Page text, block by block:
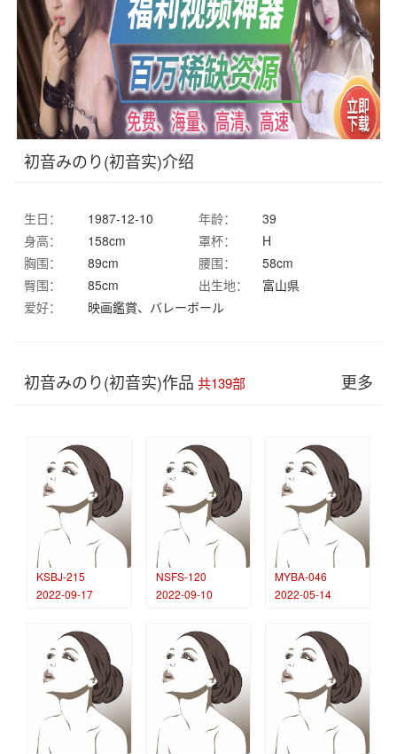
初音みのり(初音实)介绍
生日： 1987-12-10 年龄：
39
身高：
158cm 罩杯：
H
胸围：
89cm 腰围：
58cm
臀围：
85cm 出生地：
富山県
爱好：
映画鑑賞、バレーボール
更多
初音みのり(初音实)作品 共139部
KSBJ-215
2022-09-17
NSFS-120
2022-09-10
MYBA-046
2022-05-14